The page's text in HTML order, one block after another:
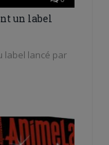
un label
label lancé par